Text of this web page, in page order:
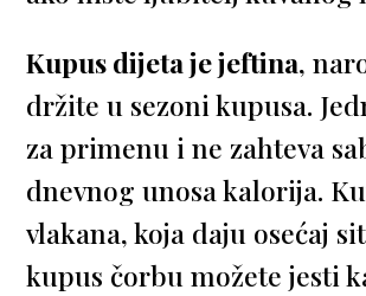
Kupus dijeta je jeftina,
držite u sezoni kupusa.
za primenu i ne zahteva
dnevnog unosa kalorija.
vlakana, koja daju osećaj
kupus čorbu možete jesti